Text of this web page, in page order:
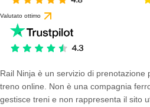
Valutato ottimo
Rail Ninja è un servizio di prenotazione
treno online. Non è una compagnia
gestisce treni e non rappresenta il sito